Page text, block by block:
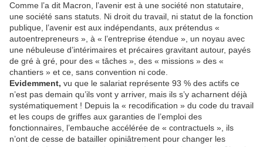
Comme l’a dit Macron, l’avenir est à une société non statutaire,
une société sans statuts. Ni droit du travail, ni statut de la fonction
publique, l’avenir est aux indépendants, aux prétendus «
autoentrepreneurs », à « l’entreprise étendue », un noyau avec
une nébuleuse d’intérimaires et précaires gravitant autour, payés
de gré à gré, pour des « tâches », des « missions » des «
chantiers » et ce, sans convention ni code.
Evidemment, vu que le salariat représente 93 % des actifs ce
n’est pas demain qu’ils vont y arriver, mais ils s’y acharnent déjà
systématiquement ! Depuis la « recodification » du code du travail
et les coups de griffes aux garanties de l’emploi des
fonctionnaires, l’embauche accélérée de « contractuels », ils
n’ont de cesse de batailler opiniâtrement pour changer les